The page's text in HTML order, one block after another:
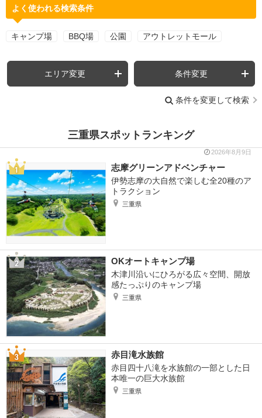
よく使われる検索条件
キャンプ場 BBQ場 公園 アウトレットモール
エリア変更 条件変更
条件を変更して検索
三重県スポットランキング
2026年8月9日
志摩グリーンアドベンチャー
伊勢志摩の大自然で楽しむ全20種のア
トラクション
三重県
OKオートキャンプ場
木津川沿いにひろがる広々空間、開放
感たっぷりのキャンプ場
三重県
赤目滝水族館
赤目四十八滝を水族館の一部とした日
本唯一の巨大水族館
三重県